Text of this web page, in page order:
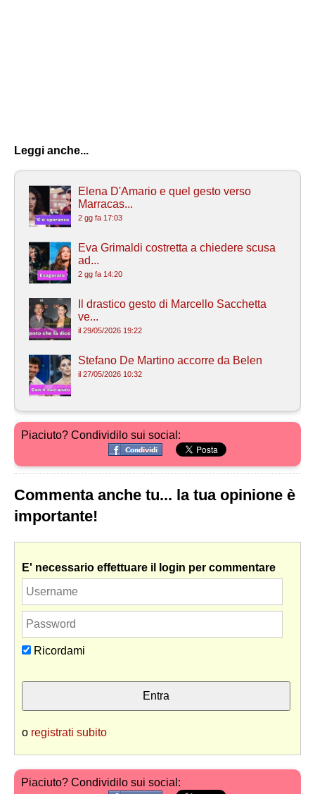
Leggi anche...
Elena D'Amario e quel gesto verso
Marracas...
2 gg fa 17:03
Eva Grimaldi costretta a chiedere scusa
ad...
2 gg fa 14:20
Il drastico gesto di Marcello Sacchetta
ve...
il 29/05/2026 19:22
Stefano De Martino accorre da Belen
il 27/05/2026 10:32
Piaciuto? Condividilo sui social:
Commenta anche tu... la tua opinione è
importante!
E' necessario effettuare il login per commentare
Ricordami
o registrati subito
Piaciuto? Condividilo sui social: